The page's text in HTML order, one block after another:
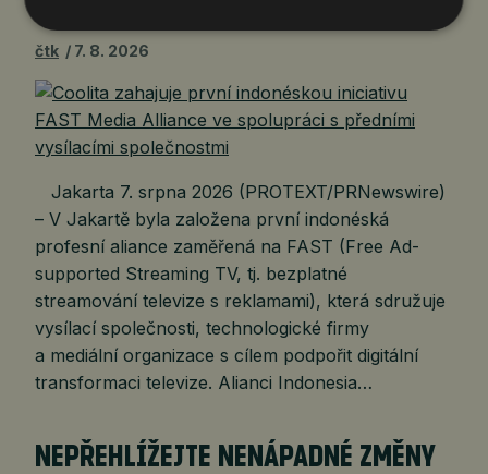
čtk 7. 8. 2026
Jakarta 7. srpna 2026 (PROTEXT/PRNewswire)
– V Jakartě byla založena první indonéská
profesní aliance zaměřená na FAST (Free Ad-
supported Streaming TV, tj. bezplatné
streamování televize s reklamami), která sdružuje
vysílací společnosti, technologické firmy
a mediální organizace s cílem podpořit digitální
transformaci televize. Alianci Indonesia…
NEPŘEHLÍŽEJTE NENÁPADNÉ ZMĚNY